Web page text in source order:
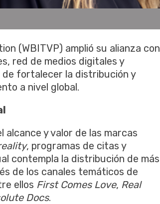
(WBITVP) amplió su alianza con
red de medios digitales y
fortalecer la distribución y
a nivel global.
alcance y valor de las marcas
, programas de citas y
contempla la distribución de más
de los canales temáticos de
ellos First Comes Love, Real
Docs.